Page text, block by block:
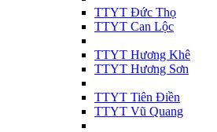
TTYT Đức Thọ
TTYT Can Lộc
TTYT Hương Khê
TTYT Hương Sơn
TTYT Tiên Điền
TTYT Vũ Quang